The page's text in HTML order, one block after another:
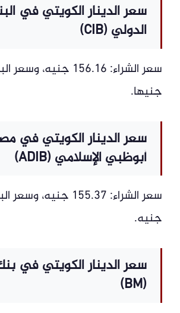
سعر الدينار الكويتي في
الدولي (CIB)
جنيها.
سعر الدينار الكويتي في
أبوظبي الإسلامي (ADIB)
جنيه.
سعر الدينار الكويتي في
(BM)